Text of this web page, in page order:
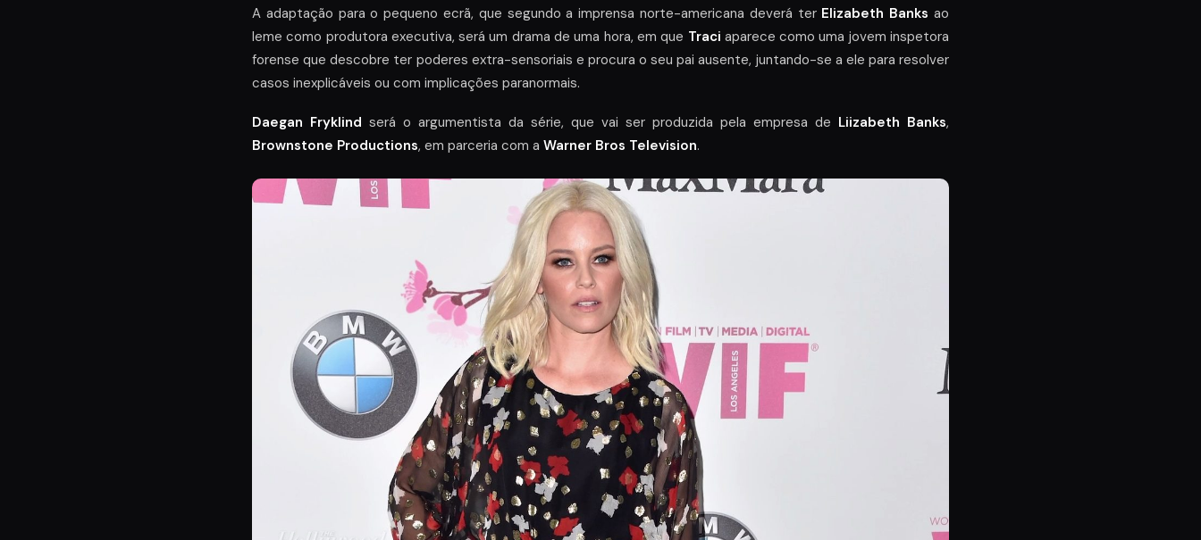
A adaptação para o pequeno ecrã, que segundo a imprensa norte-americana deverá ter Elizabeth Banks ao
leme como produtora executiva, será um drama de uma hora, em que Traci aparece como uma jovem inspetora
forense que descobre ter poderes extra-sensoriais e procura o seu pai ausente, juntando-se a ele para resolver
casos inexplicáveis ou com implicações paranormais.
Daegan Fryklind será o argumentista da série, que vai ser produzida pela empresa de Liizabeth Banks,
Brownstone Productions, em parceria com a Warner Bros Television.